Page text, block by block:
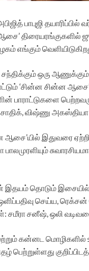
பாபுஜி
திரையரங்குகளில்
எங்கும்
சந்திக்கும் ஒரு
‘சின்ன சின்ன ஆசை’
பாராட்டுகளை
விஷ்ணு
இதுவரை
இதயம் தொடும்
ஒளிப்பதிவு செய்ய,
சனீஷ், ஒலி
கன்னட மொழிகளில்
பெற்றுள்ளது